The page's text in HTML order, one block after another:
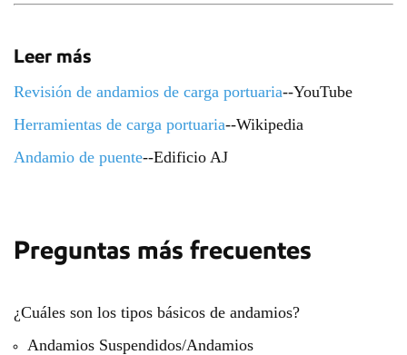
Leer más
Revisión de andamios de carga portuaria--YouTube
Herramientas de carga portuaria--Wikipedia
Andamio de puente--Edificio AJ
Preguntas más frecuentes
¿Cuáles son los tipos básicos de andamios?
Andamios Suspendidos/Andamios